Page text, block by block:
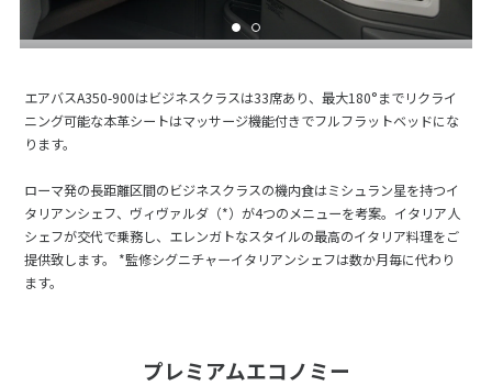
エアバスA350-900はビジネスクラスは33席あり、最大180°までリクライ
ニング可能な本革シートはマッサージ機能付きでフルフラットベッドにな
ります。
ローマ発の長距離区間のビジネスクラスの機内食はミシュラン星を持つイ
タリアンシェフ、ヴィヴァルダ（*）が4つのメニューを考案。イタリア人
シェフが交代で乗務し、エレンガトなスタイルの最高のイタリア料理をご
提供致します。 *監修シグニチャーイタリアンシェフは数か月毎に代わり
ます。
プレミアムエコノミー